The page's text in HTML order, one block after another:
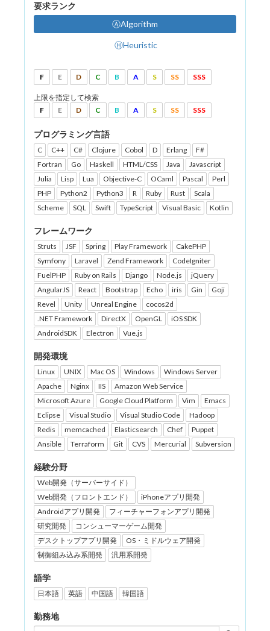
要求ランク
ⒶAlgorithm
ⒽHeuristic
F E D C B A S SS SSS
上限を指定して検索
F
E D C B A S SS SSS
プログラミング言語
C C++ C# Clojure Cobol D Erlang
F#
Fortran
Go Haskell HTML/CSS Java
Javascript
Julia
Lisp Lua Objective-C OCaml Pascal
Perl
PHP
Python2 Python3 R Ruby Rust
Scala
Scheme
SQL Swift TypeScript Visual Basic Kotlin
フレームワーク
Struts JSF Spring Play Framework
CakePHP
Symfony
Laravel Zend Framework
CodeIgniter
FuelPHP
Ruby on Rails Django Node.js
jQuery
AngularJS
React Bootstrap Echo iris Gin
Goji
Revel
Unity Unreal Engine
cocos2d
.NET Framework
DirectX OpenGL
iOS SDK
AndroidSDK
Electron Vue.js
開発環境
Linux UNIX Mac OS Windows
Windows Server
Apache
Nginx IIS
Amazon Web Service
Microsoft Azure
Google Cloud Platform Vim
Emacs
Eclipse
Visual Studio Visual Studio Code
Hadoop
Redis
memcached Elasticsearch Chef
Puppet
Ansible
Terraform Git CVS Mercurial Subversion
経験分野
Web開発（サーバーサイド）
Web開発（フロントエンド）
iPhoneアプリ開発
Androidアプリ開発
フィーチャーフォンアプリ開発
研究開発
コンシューマーゲーム開発
デスクトップアプリ開発
OS・ミドルウェア開発
制御組み込み系開発
汎用系開発
語学
日本語 英語 中国語 韓国語
勤務地